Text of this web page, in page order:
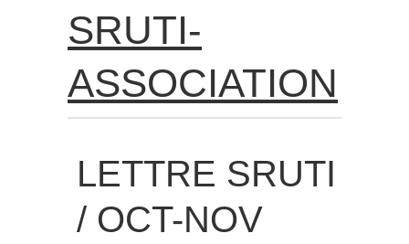
SRUTI-
ASSOCIATION
LETTRE SRUTI
/ OCT-NOV